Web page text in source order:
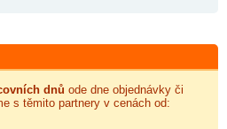
dnů ode dne objednávky či
s těmito partnery v cenách od: